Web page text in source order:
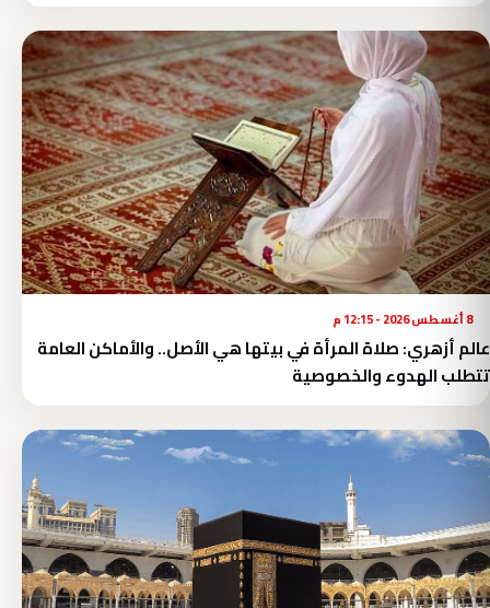
8 أغسطس 2026 - 12:15 م
عالم أزهري: صلاة المرأة في بيتها هي الأصل.. والأماكن العامة
تتطلب الهدوء والخصوصية